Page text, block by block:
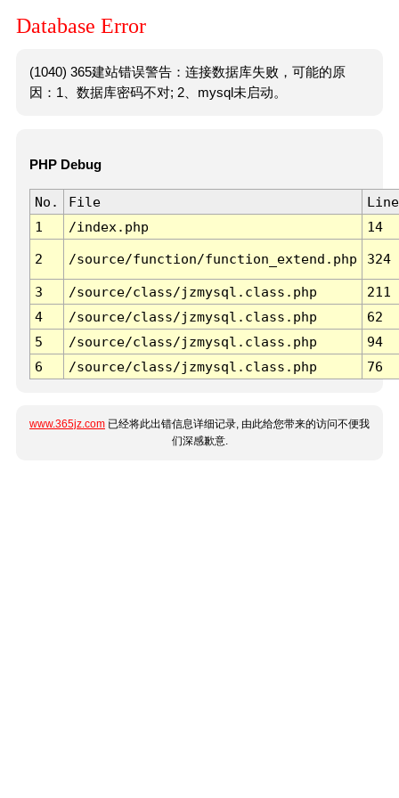
Database Error
(1040) 365建站错误警告：连接数据库失败，可能的原
因：1、数据库密码不对; 2、mysql未启动。
PHP Debug
No. File
Line
1
/index.php 14
2 /source/function/function_extend.php 324
3 /source/class/jzmysql.class.php
211
4
/source/class/jzmysql.class.php
62
5
/source/class/jzmysql.class.php
94
6
/source/class/jzmysql.class.php 76
www.365jz.com 已经将此出错信息详细记录, 由此给您带来的访问不便我
们深感歉意.